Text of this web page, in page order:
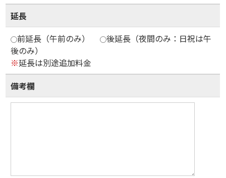
延長
前延長（午前のみ）
後延長（夜間のみ：日祝は午
後のみ）
※延長は別途追加料金
備考欄